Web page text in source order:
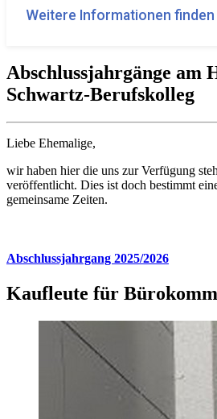
Weitere Informationen finden
Abschlussjahrgänge am
Schwartz-Berufskolleg
Liebe Ehemalige,
wir haben hier die uns zur Verfügung
veröffentlicht. Dies ist doch bestimmt
gemeinsame Zeiten.
Abschlussjahrgang 2025/2026
Kaufleute für